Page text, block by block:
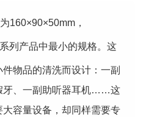
160×90×50mm，
列产品中最小的规格。这
物品的清洗而设计：一副
牙、一副助听器耳机……这
容量设备，却同样需要专